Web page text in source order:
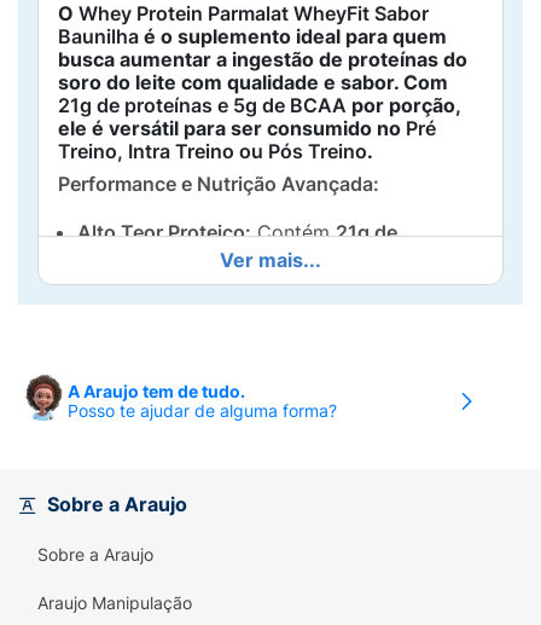
O Whey Protein Parmalat WheyFit Sabor
Baunilha é o suplemento ideal para quem
busca aumentar a ingestão de proteínas do
soro do leite com qualidade e sabor. Com
21g de proteínas e 5g de BCAA por porção,
ele é versátil para ser consumido no Pré
Treino, Intra Treino ou Pós Treino.
Performance e Nutrição Avançada:
Alto Teor Proteico:Contém21g de
proteínas do soro do leite, essenciais para a
construção e manutenção da massa
Enriquecido com BCAA:
BCAA (Aminoácidos de Cadeia
qualquer momento do treino
perfeitamente à sua rotina.
Ver mais...
A Araujo tem de tudo.
Posso te ajudar de alguma forma?
Sobre a Araujo
Sobre a Araujo
Araujo Manipulação